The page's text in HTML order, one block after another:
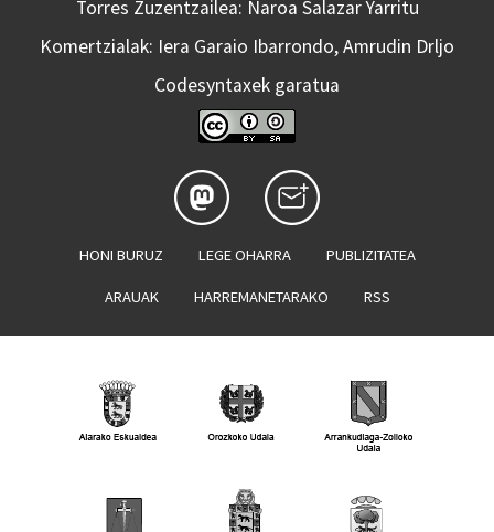
Torres Zuzentzailea: Naroa Salazar Yarritu
Komertzialak: Iera Garaio Ibarrondo, Amrudin Drljo
Codesyntaxek garatua
HONI BURUZ LEGE OHARRA PUBLIZITATEA
ARAUAK HARREMANETARAKO RSS